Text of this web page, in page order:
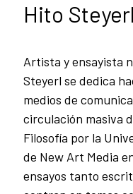
Hito Steyerl
Artista y ensayista
Steyerl se dedica
medios de
circulación masiva
Filosofía por la
de New Art Media
ensayos tanto